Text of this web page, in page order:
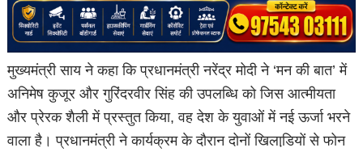
मुख्यमंत्री साय ने कहा कि प्रधानमंत्री नरेंद्र मोदी ने ‘मन की बात’ में
अनिमेष कुजूर और गुरिंदरवीर सिंह की उपलब्धि को जिस आत्मीयता
और प्रेरक शैली में प्रस्तुत किया, वह देश के युवाओं में नई ऊर्जा भरने
वाला है। प्रधानमंत्री ने कार्यक्रम के दौरान दोनों खिलाडि़यों से फोन